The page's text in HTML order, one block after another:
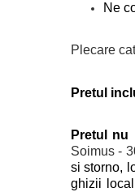
Ne
Plecare
Pretul
Pretul nu
Soimus -
si storno,
ghizii